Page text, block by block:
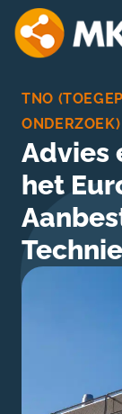
TNO
ONDERZOEK)
Advies
het